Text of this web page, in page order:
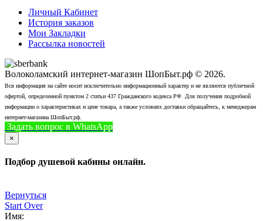
Личный Кабинет
История заказов
Мои Закладки
Рассылка новостей
Волоколамский интернет-магазин ШопБыт.рф © 2026.
Вся информация на сайте носит исключительно информационный характер и не являются публичной
офертой, определенной пунктом 2 статьи 437 Гражданского кодекса РФ. Для получения подробной
информации о характеристиках и цене товара, а также условиях доставки обращайтесь, к менеджерам
интернет-магазина ШопБыт.рф.
Задать вопрос в WhatsApp
×
Подбор душевой кабины онлайн.
Вернуться
Start Over
Имя: